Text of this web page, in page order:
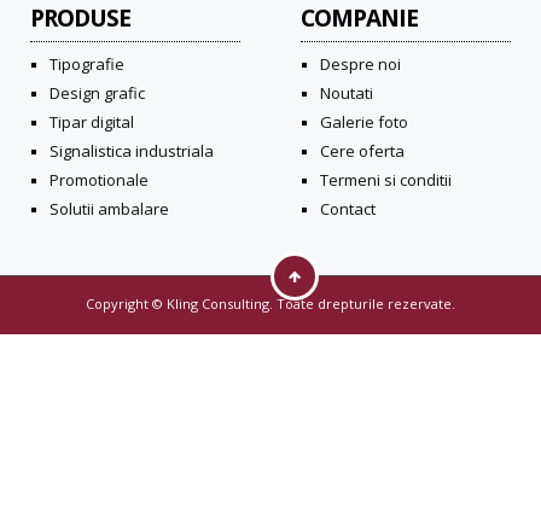
PRODUSE
Tipografie
Design grafic
Tipar digital
Signalistica industriala
Promotionale
Solutii ambalare
COMPANIE
Despre noi
Noutati
Galerie foto
Cere oferta
Termeni si conditii
Contact
Copyright © Kling Consulting. Toate drepturile rezervate.